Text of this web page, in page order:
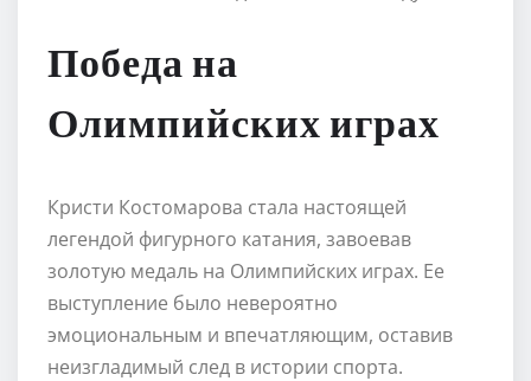
Победа на
Олимпийских играх
Кристи Костомарова стала настоящей
легендой фигурного катания, завоевав
золотую медаль на Олимпийских играх. Ее
выступление было невероятно
эмоциональным и впечатляющим, оставив
неизгладимый след в истории спорта.